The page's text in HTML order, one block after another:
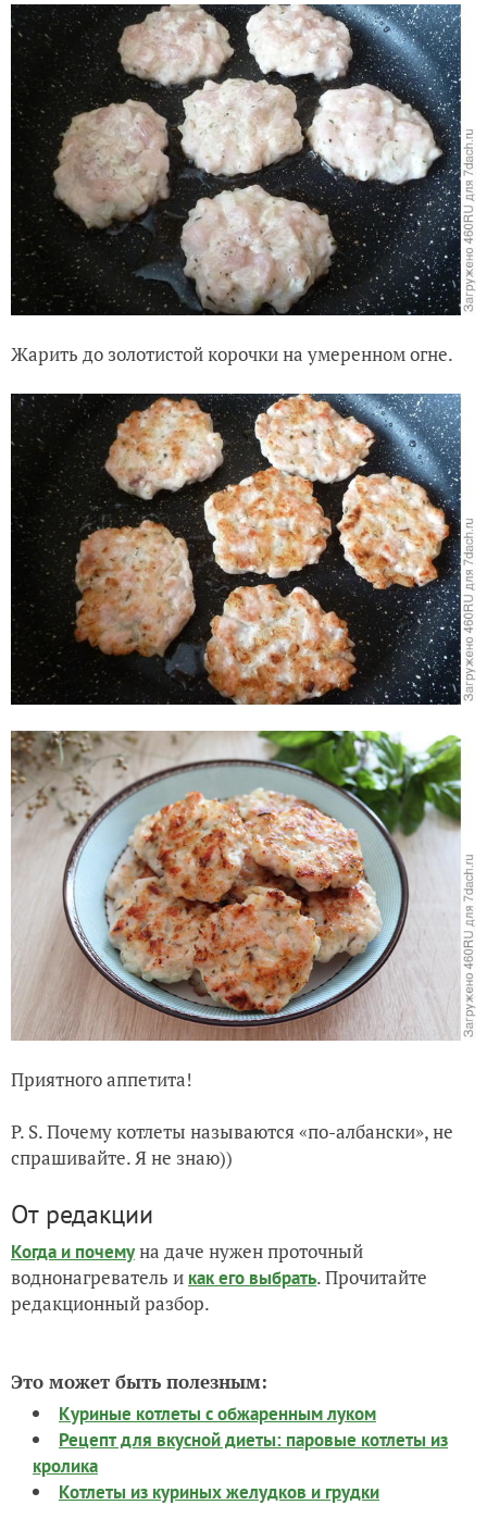
Жарить до золотистой корочки на умеренном огне.
Приятного аппетита!
P. S. Почему котлеты называются «по-албански», не
спрашивайте. Я не знаю))
От редакции
Когда и почемуна даче нужен проточный
воднонагреватель и как его выбрать. Прочитайте
редакционный разбор.
Это может быть полезным:
Куриные котлеты с обжаренным луком
Рецепт для вкусной диеты: паровые котлеты из
кролика
Котлеты из куриных желудков и грудки